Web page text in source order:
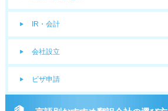
IR・会計
会社設立
ビザ申請